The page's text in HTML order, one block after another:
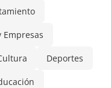
Empresas
Deportes